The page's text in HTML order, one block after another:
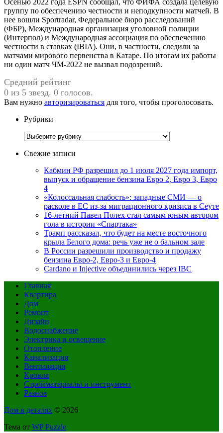
группу по обеспечению честности и неподкупности матчей. В
нее вошли Sportradar, Федеральное бюро расследований
(ФБР), Международная организация уголовной полиции
(Интерпол) и Международная ассоциация по обеспечению
честности в ставках (IBIA). Они, в частности, следили за
матчами мирового первенства в Катаре. По итогам их работы
ни один матч ЧМ-2022 не вызвал подозрений.
Средний рейтинг
0 из 5 звезд. 0 голосов.
Вам нужно авторизироваться для того, чтобы проголосовать.
Рубрики
Рубрики
Свежие записи
Кабмин РФ разрешил до 1 июля 2027 года импорт,
выпуск и обращение бензина Евро 2, Евро 3, Евро
4
«Колоссальная слабость»: западные СМИ — о
расколе в ЕС из-за миграционного кризиса в Сеуте
16-летний Павел Полех стал самым юным автором
гола в истории «Спартака»
Трамп рассказал, что будет на месте восточного
крыла Белого дома: речь уже не о бальном зале
В России разрешили производство и продажу
бензина Евро-2, Евро-3 и Евро-4
Cardano и Injective объединились через IBC
Главная
Квартира
Дом
Ремонт
Дизайн
Водоснабжение
Электрика и освещение
Отопление
Канализация
Вентиляция
Кровля
Стройматериалы и инструмент
Разное
Дом в деталях © 2026
Тема от WP Puzzle